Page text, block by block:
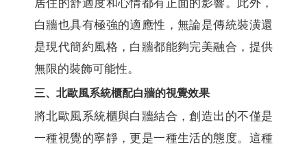
居住的舒適度和心情都有正面的影響。此外，
白牆也具有極強的適應性，無論是傳統裝潢還
是現代簡約風格，白牆都能夠完美融合，提供
無限的裝飾可能性。
三、北歐風系統櫃配白牆的視覺效果
將北歐風系統櫃與白牆結合，創造出的不僅是
一種視覺的寧靜，更是一種生活的態度。這種